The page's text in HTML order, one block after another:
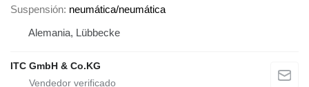
Suspensión neumática/neumática
Alemania, Lübbecke
ITC GmbH & Co.KG